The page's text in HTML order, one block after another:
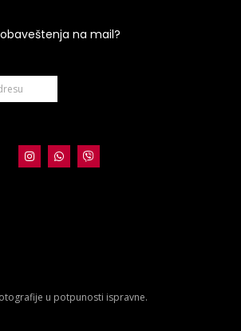
na mail?
u potpunosti ispravne.